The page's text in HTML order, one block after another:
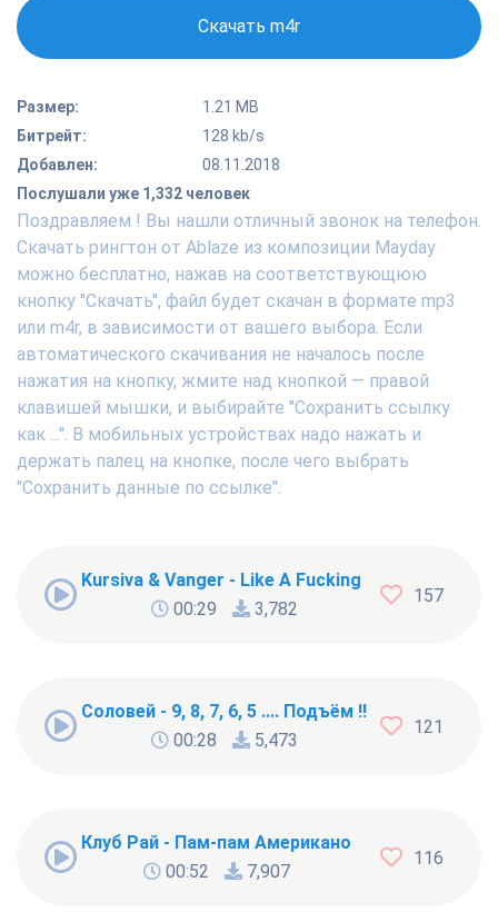
Скачать m4r
Размер:
1.21 MB
Битрейт:
128 kb/s
Добавлен:
08.11.2018
Послушали уже 1,332 человек
Поздравляем ! Вы нашли отличный звонок на телефон.
Скачать рингтон от Ablaze из композиции Mayday
можно бесплатно, нажав на соответствующюю
кнопку "Скачать", файл будет скачан в формате mp3
или m4r, в зависимости от вашего выбора. Если
автоматического скачивания не началось после
нажатия на кнопку, жмите над кнопкой — правой
клавишей мышки, и выбирайте "Сохранить ссылку
как ...". В мобильных устройствах надо нажать и
держать палец на кнопке, после чего выбрать
"Сохранить данные по ссылке".
Kursiva & Vanger - Like A Fucking Newbie
00:29
3,782
157
Соловей - 9, 8, 7, 6, 5 .... Подъём !!!
00:28
5,473
121
Клуб Рай - Пам-пам Американо
00:52
7,907
116